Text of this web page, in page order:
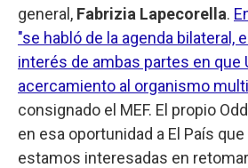
general, Fabrizia Lapecorella.
"se habló de la agenda bilateral,
interés de ambas partes en que
acercamiento al organismo
consignado el MEF. El propio
en esa oportunidad a El País
estamos interesadas en